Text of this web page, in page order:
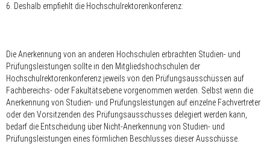
6. Deshalb empfiehlt die Hochschulrektorenkonferenz:
Die Anerkennung von an anderen Hochschulen erbrachten Studien- und
Prüfungsleistungen sollte in den Mitgliedshochschulen der
Hochschulrektorenkonferenz jeweils von den Prüfungsausschüssen auf
Fachbereichs- oder Fakultätsebene vorgenommen werden. Selbst wenn die
Anerkennung von Studien- und Prüfungsleistungen auf einzelne Fachvertreter
oder den Vorsitzenden des Prüfungsausschusses delegiert werden kann,
bedarf die Entscheidung über Nicht-Anerkennung von Studien- und
Prüfungsleistungen eines förmlichen Beschlusses dieser Ausschüsse.